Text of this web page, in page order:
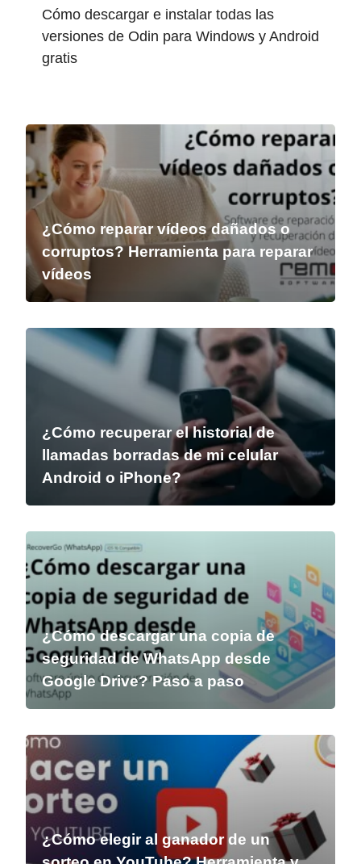
Cómo descargar e instalar todas las
versiones de Odin para Windows y Android
gratis
¿Cómo reparar vídeos dañados o
corruptos? Herramienta para reparar
vídeos
¿Cómo recuperar el historial de
llamadas borradas de mi celular
Android o iPhone?
¿Cómo descargar una copia de
seguridad de WhatsApp desde
Google Drive? Paso a paso
¿Cómo elegir al ganador de un